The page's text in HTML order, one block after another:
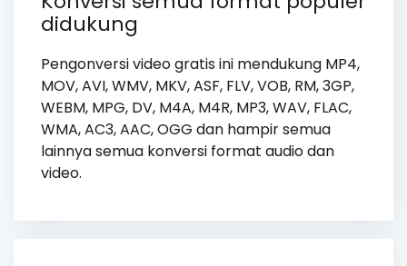
didukung
Pengonversi video gratis ini mendukung MP4,
MOV, AVI, WMV, MKV, ASF, FLV, VOB, RM, 3GP,
WEBM, MPG, DV, M4A, M4R, MP3, WAV, FLAC,
WMA, AC3, AAC, OGG dan hampir semua
lainnya semua konversi format audio dan
video.